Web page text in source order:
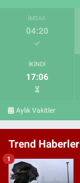
İMSAK
04:20
İKINDI
17:06
Aylık Vakitler
Trend Haberler
1